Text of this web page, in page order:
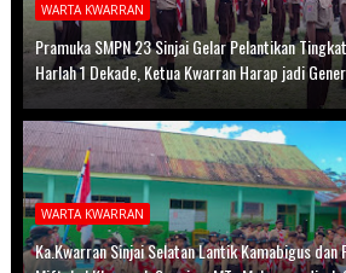
WARTA KWARRAN
Pramuka SMPN 23 Sinjai Gelar Pelantikan
Harlah 1 Dekade, Ketua Kwarran Harap jadi
WARTA KWARRAN
Ka.Kwarran Sinjai Selatan Lantik Kamabigus dan